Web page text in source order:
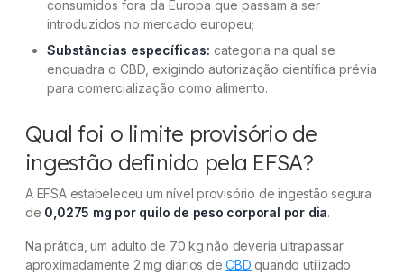
consumidos fora da Europa que passam a ser
introduzidos no mercado europeu;
Substâncias específicas: categoria na qual se
enquadra o CBD, exigindo autorização científica prévia
para comercialização como alimento.
Qual foi o limite provisório de
ingestão definido pela EFSA?
A EFSA estabeleceu um nível provisório de ingestão segura
de 0,0275 mg por quilo de peso corporal por dia.
Na prática, um adulto de 70 kg não deveria ultrapassar
aproximadamente 2 mg diários deCBD quando utilizado